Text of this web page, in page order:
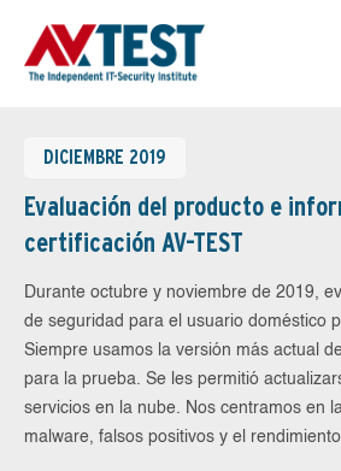
DICIEMBRE 2019
Evaluación del producto e
certificación AV-TEST
Durante octubre y noviembre de 2019,
de seguridad para el usuario doméstico
Siempre usamos la versión más actual
para la prueba. Se les permitió
servicios en la nube. Nos centramos en
malware, falsos positivos y el